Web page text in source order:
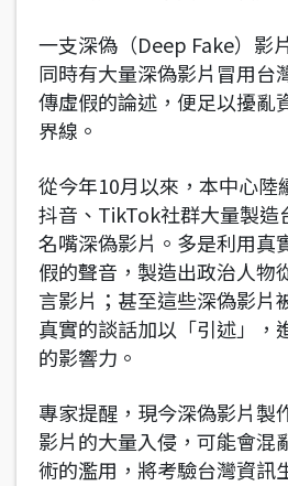
一支深偽（Deep Fake）影
同時有大量深偽影片冒用台
傳虛假的論述，便足以擾亂
界線。
從今年10月以來，本中心陸
抖音、TikTok社群大量製造
名嘴深偽影片。多是利用真
假的聲音，製造出政治人物
言影片；甚至這些深偽影片
真實的談話加以「引述」，
的影響力。
專家提醒，現今深偽影片製
影片的大量入侵，可能會混
術的濫用，將考驗台灣資訊